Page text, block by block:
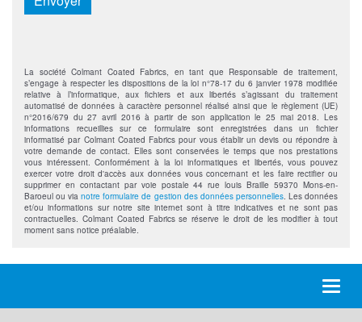
La société Colmant Coated Fabrics, en tant que Responsable de traitement,
s’engage à respecter les dispositions de la loi n°78-17 du 6 janvier 1978 modifiée
relative à l’informatique, aux fichiers et aux libertés s’agissant du traitement
automatisé de données à caractère personnel réalisé ainsi que le règlement (UE)
n°2016/679 du 27 avril 2016 à partir de son application le 25 mai 2018. Les
informations recueillies sur ce formulaire sont enregistrées dans un fichier
informatisé par Colmant Coated Fabrics pour vous établir un devis ou répondre à
votre demande de contact. Elles sont conservées le temps que nos prestations
vous intéressent. Conformément à la loi informatiques et libertés, vous pouvez
exercer votre droit d'accès aux données vous concernant et les faire rectifier ou
supprimer en contactant par voie postale 44 rue louis Braille 59370 Mons-en-
Baroeul ou vianotre formulaire de gestion des données personnelles. Les données
et/ou informations sur notre site internet sont à titre indicatives et ne sont pas
contractuelles. Colmant Coated Fabrics se réserve le droit de les modifier à tout
moment sans notice préalable.